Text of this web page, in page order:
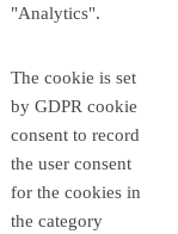
"Analytics".
The cookie is set
by GDPR cookie
consent to record
the user consent
for the cookies in
the category